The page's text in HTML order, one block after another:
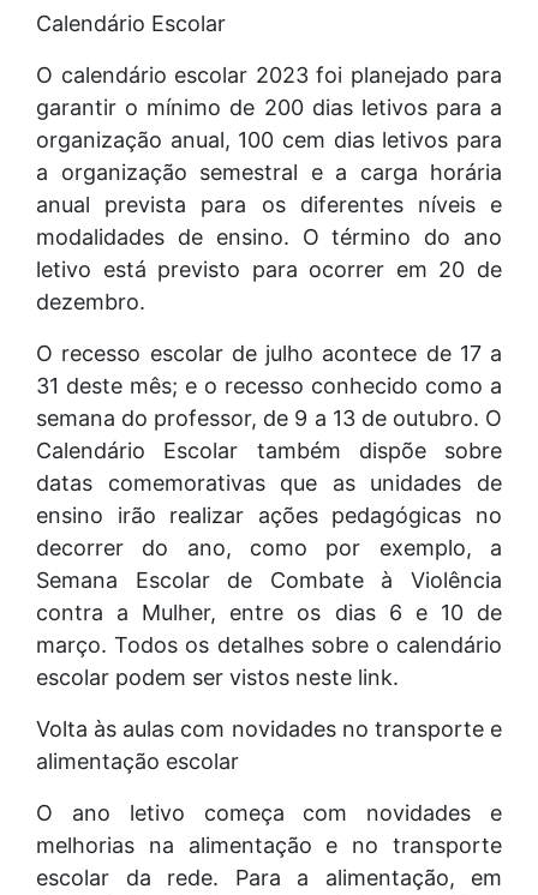
Calendário Escolar
O calendário escolar 2023 foi planejado para
garantir o mínimo de 200 dias letivos para a
organização anual, 100 cem dias letivos para
a organização semestral e a carga horária
anual prevista para os diferentes níveis e
modalidades de ensino. O término do ano
letivo está previsto para ocorrer em 20 de
dezembro.
O recesso escolar de julho acontece de 17 a
31 deste mês; e o recesso conhecido como a
semana do professor, de 9 a 13 de outubro. O
Calendário Escolar também dispõe sobre
datas comemorativas que as unidades de
ensino irão realizar ações pedagógicas no
decorrer do ano, como por exemplo, a
Semana Escolar de Combate à Violência
contra a Mulher, entre os dias 6 e 10 de
março. Todos os detalhes sobre o calendário
escolar podem ser vistos neste link.
Volta às aulas com novidades no transporte e
alimentação escolar
O ano letivo começa com novidades e
melhorias na alimentação e no transporte
escolar da rede. Para a alimentação, em